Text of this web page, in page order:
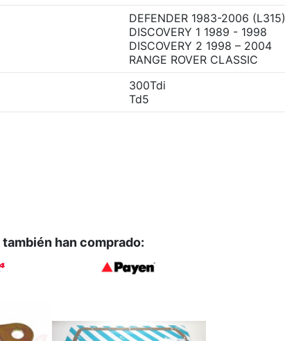
DEFENDER 1983-2006 (L315)
DISCOVERY 1 1989 - 1998
DISCOVERY 2 1998 – 2004
RANGE ROVER CLASSIC
300Tdi
Td5
han comprado: